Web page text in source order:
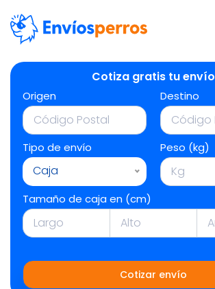
Cotiza gratis tu envío
Origen Destino
Tipo de envío
Caja
Peso (kg)
Tamaño de caja en (cm)
Cotizar envío